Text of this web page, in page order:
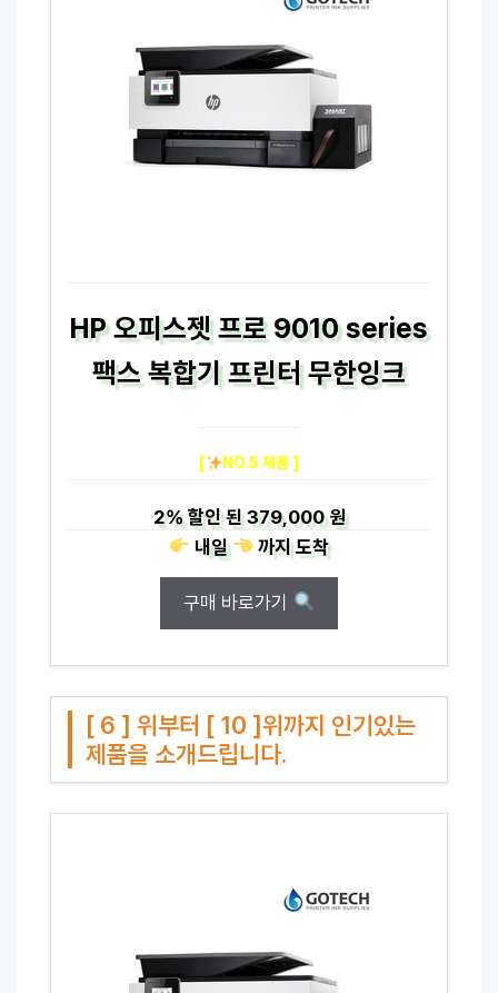
HP 오피스젯 프로 9010 series
팩스 복합기 프린터 무한잉크
[ NO.5 제품 ]
2%할인 된379,000 원
내일
까지도착
구매 바로가기
[ 6 ] 위부터 [ 10 ]위까지 인기있는
제품을 소개드립니다.